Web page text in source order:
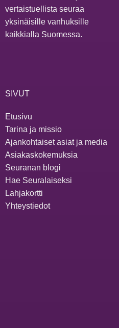
vertaistuellista seuraa
yksinäisille vanhuksille
kaikkialla Suomessa.
SIVUT
Etusivu
Tarina ja missio
Ajankohtaiset asiat ja media
Asiakaskokemuksia
Seuranan blogi
Hae Seuralaiseksi
Lahjakortti
Yhteystiedot